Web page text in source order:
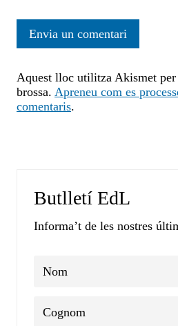
Aquest lloc utilitza Akismet
brossa. Apreneu com es
comentaris.
Butlletí EdL
Informa’t de les nostres